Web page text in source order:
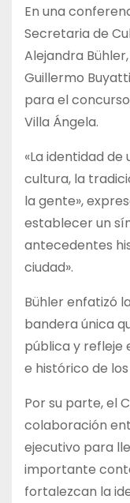
En una
Secretaria de
Alejandra
Guillermo
para el
Villa Ángela.
«La identidad
cultura, la
la gente»,
establecer un
antecedentes
ciudad».
Bühler enfatizó
bandera única
pública y refleje
e histórico de
Por su parte, el
colaboración
ejecutivo para
importante
fortalezcan la